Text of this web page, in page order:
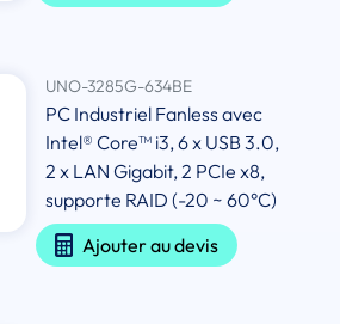
UNO-3285G-634BE
PC Industriel Fanless avec
Intel® Core™ i3, 6 x USB 3.0,
2 x LAN Gigabit, 2 PCIe x8,
supporte RAID (-20 ~ 60°C)
Ajouter au devis